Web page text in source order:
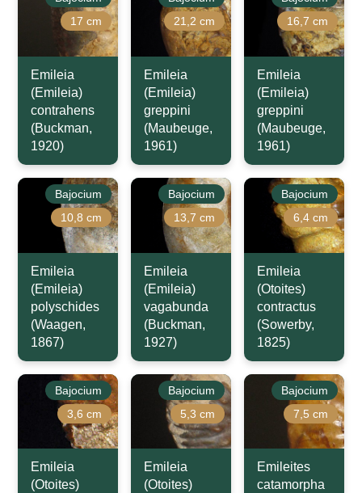
17 cm
Emileia
(Emileia)
contrahens
(Buckman,
1920)
21,2 cm
Emileia
(Emileia)
greppini
(Maubeuge,
1961)
16,7 cm
Emileia
(Emileia)
greppini
(Maubeuge,
1961)
Bajocium
10,8 cm
Emileia
(Emileia)
polyschides
(Waagen,
1867)
Bajocium
13,7 cm
Emileia
(Emileia)
vagabunda
(Buckman,
1927)
Bajocium
6,4 cm
Emileia
(Otoites)
contractus
(Sowerby,
1825)
Bajocium
3,6 cm
Emileia
(Otoites)
Bajocium
5,3 cm
Emileia
(Otoites)
Bajocium
7,5 cm
Emileites
catamorpha